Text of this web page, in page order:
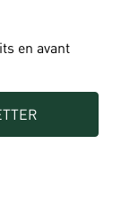
en avant